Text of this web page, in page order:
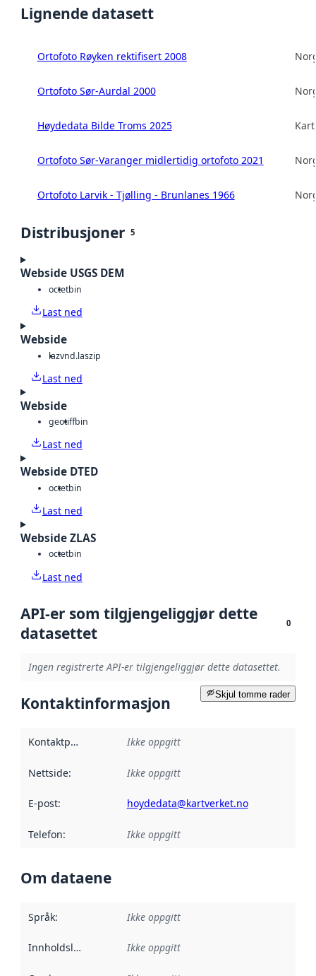
Lignende datasett
Ortofoto Røyken rektifisert 2008
Ortofoto Sør-Aurdal 2000
Høydedata Bilde Troms 2025
Ortofoto Sør-Varanger midlertidig ortofoto 2021
Ortofoto Larvik - Tjølling - Brunlanes 1966
Distribusjoner 5
Webside USGS DEM
octetbin
Last ned
Webside
lazvnd.laszip
Last ned
Webside
geotiffbin
Last ned
Webside DTED
octetbin
Last ned
Webside ZLAS
octetbin
Last ned
API-er som tilgjengeliggjør dette
datasettet
0
Ingen registrerte API-er tilgjengeliggjør dette datasettet.
Skjul tomme rader
Kontaktinformasjon
Kontaktpunkt Ikke oppgitt
Nettside: Ikke oppgitt
E-post: hoydedata@kartverket.no
Telefon: Ikke oppgitt
Om dataene
Språk: Ikke oppgitt
Innholdsleverandører :
Ikke oppgitt